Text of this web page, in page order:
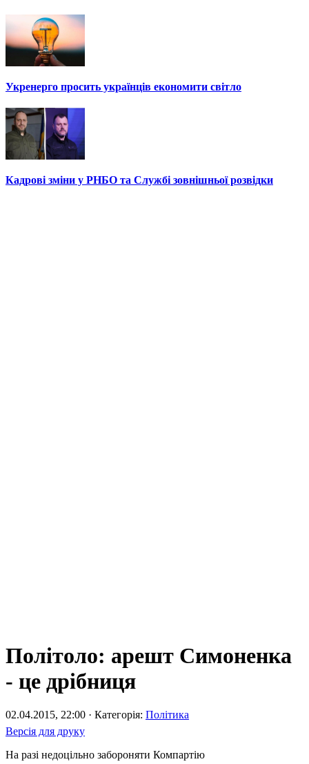
Укренерго просить українців економити світло
Кадрові зміни у РНБО та Службі зовнішньої розвідки
Політоло: арешт Симоненка
- це дрібниця
02.04.2015, 22:00 · Категорія: Політика
Версія для друку
На разі недоцільно забороняти Компартію